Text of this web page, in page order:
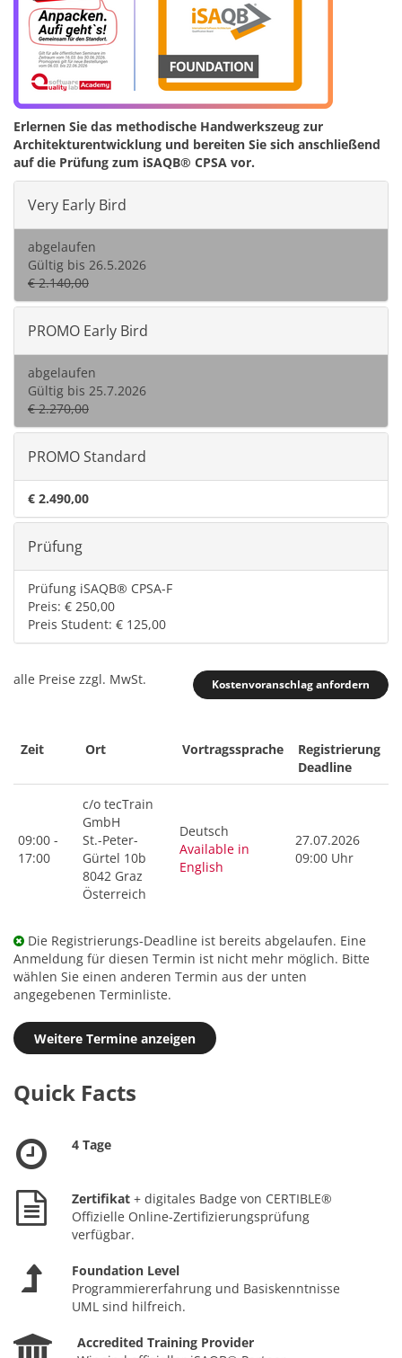
Erlernen Sie das methodische Handwerkszeug zur
Architekturentwicklung und bereiten Sie sich anschließend
auf die Prüfung zum iSAQB® CPSA vor.
Very Early Bird
abgelaufen
Gültig bis 26.5.2026
€ 2.140,00
PROMO Early Bird
abgelaufen
Gültig bis 25.7.2026
€ 2.270,00
PROMO Standard
€ 2.490,00
Prüfung
Prüfung iSAQB® CPSA-F
Preis: € 250,00
Preis Student: € 125,00
Kostenvoranschlag anfordern
alle Preise zzgl. MwSt.
Zeit Ort Vortragssprache
Registrierung
Deadline
09:00 -
17:00
c/o tecTrain
GmbH
St.-Peter-
Gürtel 10b
8042 Graz
Österreich
Deutsch
Available in
English
27.07.2026
09:00 Uhr
Die Registrierungs-Deadline ist bereits abgelaufen. Eine
Anmeldung für diesen Termin ist nicht mehr möglich. Bitte
wählen Sie einen anderen Termin aus der unten
angegebenen Terminliste.
Weitere Termine anzeigen
Quick Facts
4 Tage
Zertifikat + digitales Badge von CERTIBLE®
Offizielle Online-Zertifizierungsprüfung
verfügbar.
Foundation Level
Programmiererfahrung und Basiskenntnisse
UML sind hilfreich.
Accredited Training Provider